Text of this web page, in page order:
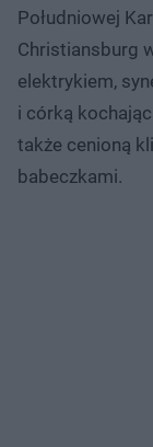
Południowej
Christiansburg
elektrykiem,
i córką
także cenioną
babeczkami.